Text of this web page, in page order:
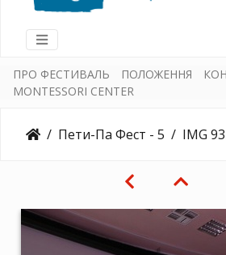
ПРО ФЕСТИВАЛЬ ПОЛОЖЕННЯ
MONTESSORI CENTER
Пети-Па Фест - 5 IMG